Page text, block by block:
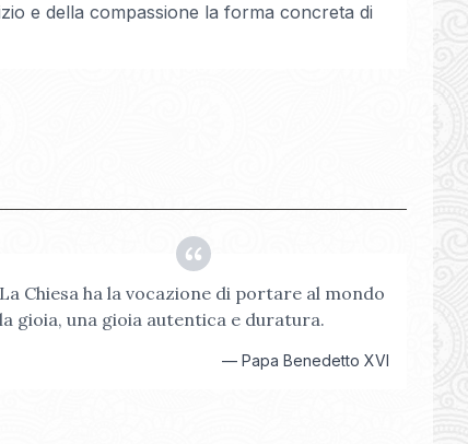
e della compassione la forma concreta di
La Chiesa ha la vocazione di portare al mondo
la gioia, una gioia autentica e duratura.
— Papa Benedetto XVI